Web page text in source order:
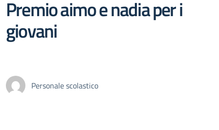
Premio aimo e nadia per i
giovani
Personale scolastico